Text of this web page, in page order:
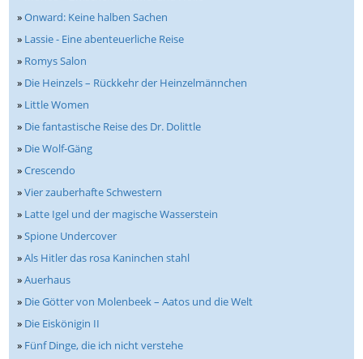
»Onward: Keine halben Sachen
» Lassie - Eine abenteuerliche Reise
» Romys Salon
» Die Heinzels – Rückkehr der Heinzelmännchen
» Little Women
» Die fantastische Reise des Dr. Dolittle
» Die Wolf-Gäng
»Crescendo
»Vier zauberhafte Schwestern
» Latte Igel und der magische Wasserstein
»Spione Undercover
»Als Hitler das rosa Kaninchen stahl
»Auerhaus
» Die Götter von Molenbeek – Aatos und die Welt
» Die Eiskönigin II
» Fünf Dinge, die ich nicht verstehe